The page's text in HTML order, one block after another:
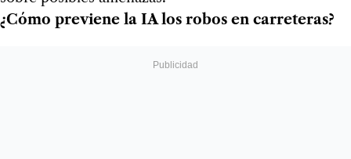
¿Cómo previene la IA los robos en carreteras?